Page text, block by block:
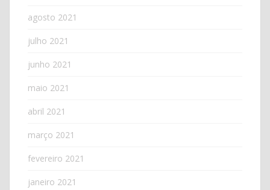
agosto 2021
julho 2021
junho 2021
maio 2021
abril 2021
março 2021
fevereiro 2021
janeiro 2021